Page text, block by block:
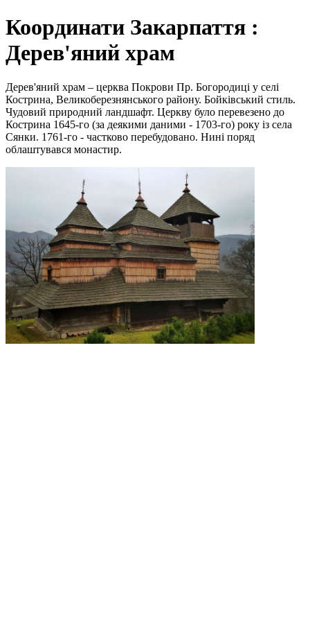
Координати Закарпаття :
Дерев'яний храм
Дерев'яний храм – церква Покрови Пр. Богородиці у селі
Кострина, Великоберезнянського району. Бойківський стиль.
Чудовий природний ландшафт. Церкву було перевезено до
Кострина 1645-го (за деякими даними - 1703-го) року із села
Сянки. 1761-го - частково перебудовано. Нині поряд
облаштувався монастир.